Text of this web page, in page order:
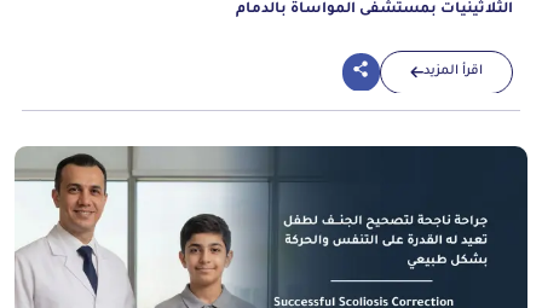
الثلاثينيات بمستشفى المواساة بالدمام
اقرأ المزيد